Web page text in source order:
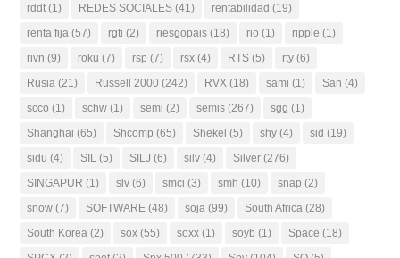
rddt (1) REDES SOCIALES (41) rentabilidad (19)
renta fija (57) rgti (2) riesgopais (18) rio (1) ripple (1)
rivn (9) roku (7) rsp (7) rsx (4) RTS (5) rty (6)
Rusia (21) Russell 2000 (242) RVX (18) sami (1) San (4)
scco (1) schw (1) semi (2) semis (267) sgg (1)
Shanghai (65) Shcomp (65) Shekel (5) shy (4) sid (19)
sidu (4) SIL (5) SILJ (6) silv (4) Silver (276)
SINGAPUR (1) slv (6) smci (3) smh (10) snap (2)
snow (7) SOFTWARE (48) soja (99) South Africa (28)
South Korea (2) sox (55) soxx (1) soyb (1) Space (18)